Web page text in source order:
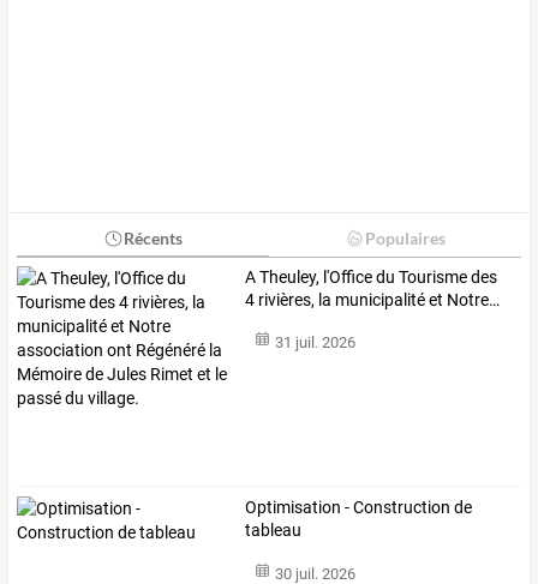
Récents Populaires
ATheuley, l'Officedu Tourismedes
4 rivières, la municipalitéet Notre…
31 juil. 2026
Optimisation - Construction de
tableau
30 juil. 2026